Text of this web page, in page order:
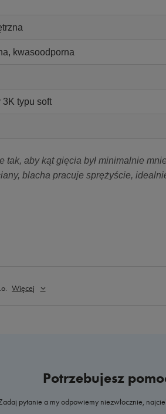
kwasoodporna
3K typu soft
aby kąt gięcia był minimalnie
blacha pracuje sprężyście,
Więcej
Potrzebujesz
pytanie a my odpowiemy niezwłocznie,